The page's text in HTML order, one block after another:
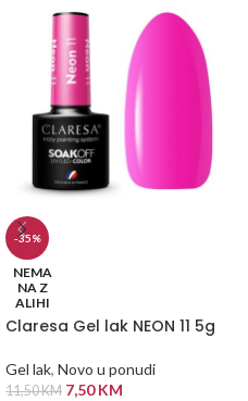
-35%
NEMA
NA Z
ALIHI
Claresa Gel lak NEON 11 5g
Gel lak, Novo u ponudi
11,50KM 7,50KM